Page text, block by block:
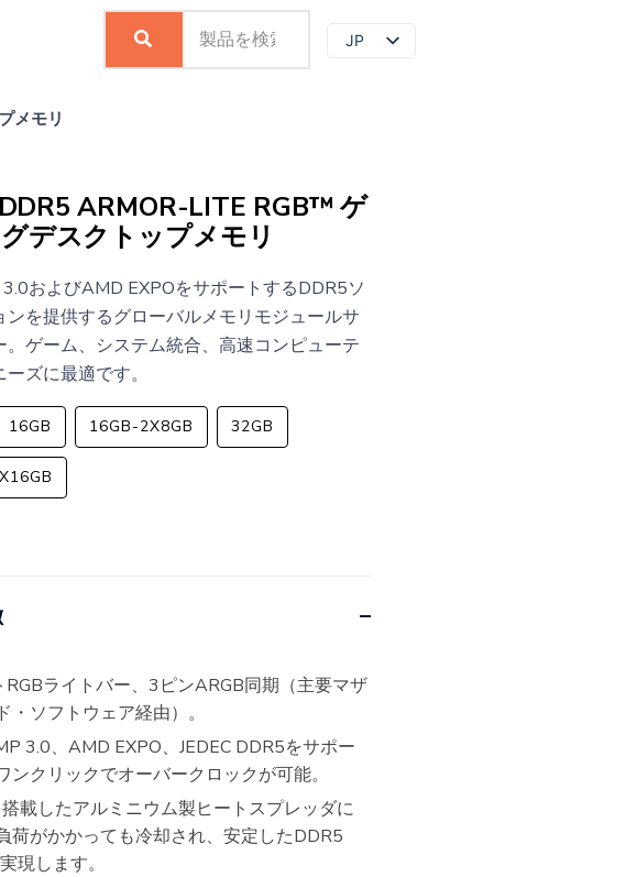
JP
メモリ
ARMOR-LITE RGB™ ゲ
デスクトップメモリ
およびAMD EXPOをサポートするDDR5ソ
ンを提供するグローバルメモリモジュールサ
。ゲーム、システム統合、高速コンピューテ
ズに最適です。
16GB 16GB-2X8GB 32GB
RGBライトバー、3ピンARGB同期（主要マザ
・ソフトウェア経由）。
3.0、AMD EXPO、JEDEC DDR5をサポー
ンクリックでオーバークロックが可能。
載したアルミニウム製ヒートスプレッダに
荷がかかっても冷却され、安定したDDR5
現します。